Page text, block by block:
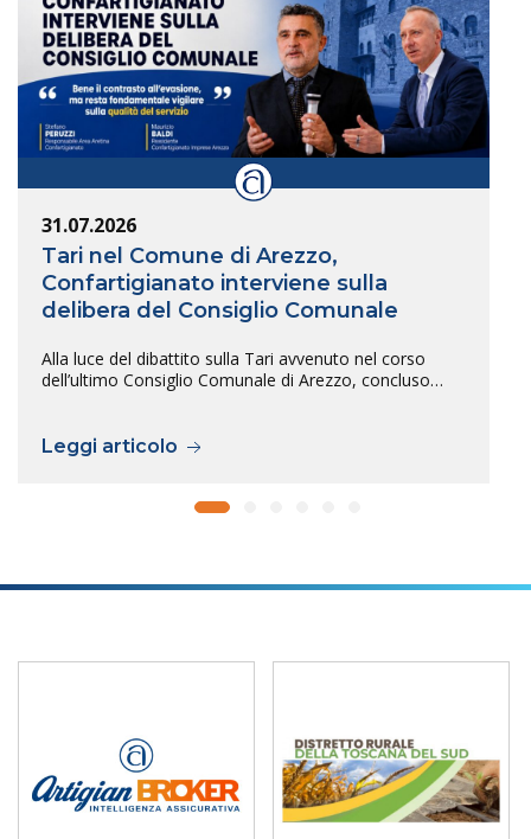
31.07.2026
Tari nel Comune di Arezzo,
Confartigianato interviene sulla
delibera del Consiglio Comunale
Alla luce del dibattito sulla Tari avvenuto nel corso
dell’ultimo Consiglio Comunale di Arezzo, concluso…
Leggi articolo